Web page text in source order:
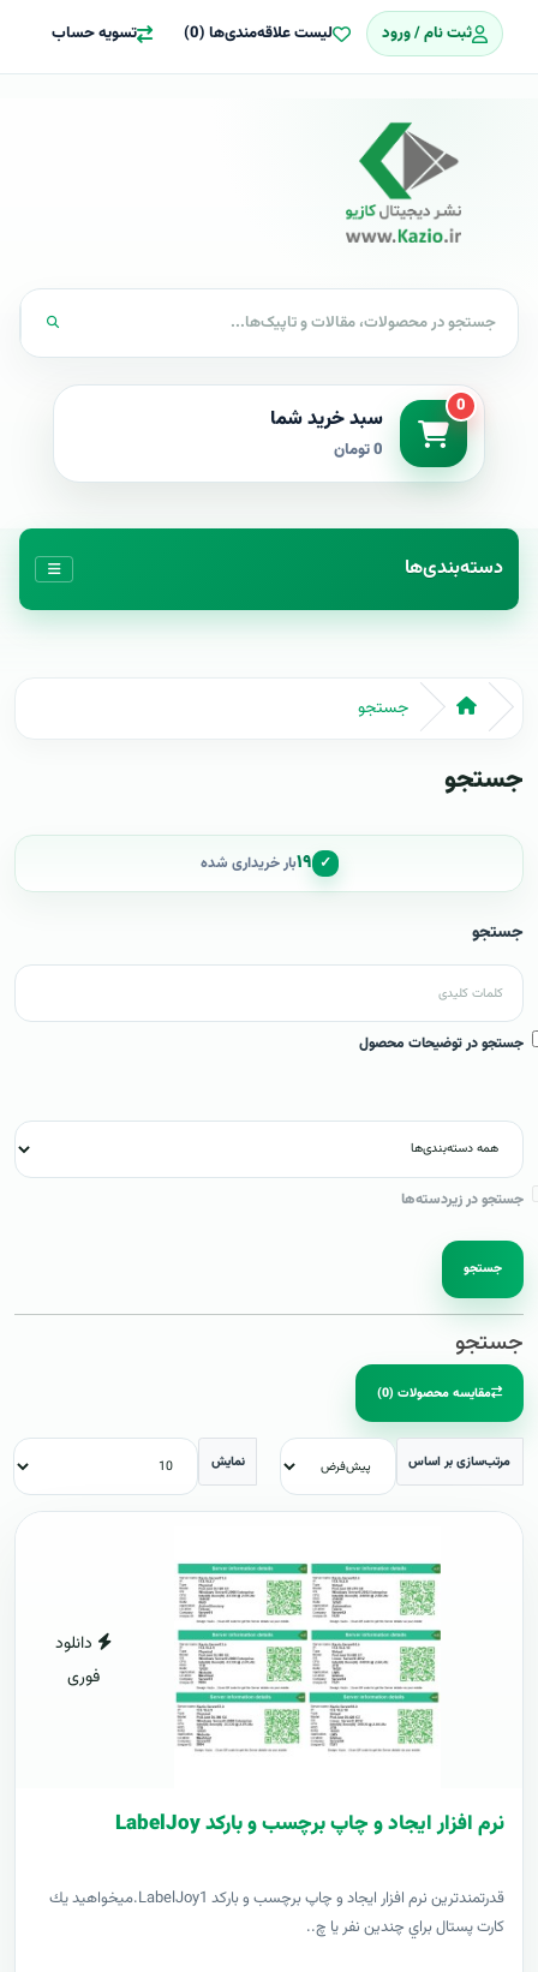
ثبت نام / ورود لیست علاقه‌مندی‌ها (0) تسویه حساب
0 سبد خرید شما
0 تومان
دسته‌بندی‌ها
جستجو
جستجو
✓ ۱۹بار خریداری شده
جستجو
جستجو در توضیحات محصول
جستجو در زیردسته‌ها
جستجو
جستجو
مقایسه محصولات (0)
مرتب‌سازی بر اساس نمایش
دانلود
فوری
نرم افزار ایجاد و چاپ برچسب و بارکد LabelJoy
قدرتمندترين نرم افزار ایجاد و چاپ برچسب و بارکد LabelJoy1.ميخواهيد يك
كارت پستال براي چندين نفر يا چ..